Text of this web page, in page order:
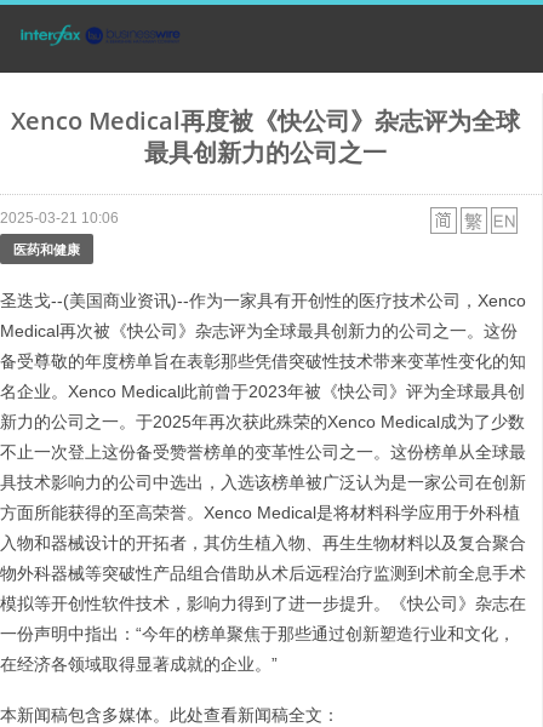
Xenco Medical再度被《快公司》杂志评为全球
最具创新力的公司之一
2025-03-21 10:06
医药和健康
圣迭戈--(美国商业资讯)--作为一家具有开创性的医疗技术公司，Xenco
Medical再次被《快公司》杂志评为全球最具创新力的公司之一。这份
备受尊敬的年度榜单旨在表彰那些凭借突破性技术带来变革性变化的知
名企业。Xenco Medical此前曾于2023年被《快公司》评为全球最具创
新力的公司之一。于2025年再次获此殊荣的Xenco Medical成为了少数
不止一次登上这份备受赞誉榜单的变革性公司之一。这份榜单从全球最
具技术影响力的公司中选出，入选该榜单被广泛认为是一家公司在创新
方面所能获得的至高荣誉。Xenco Medical是将材料科学应用于外科植
入物和器械设计的开拓者，其仿生植入物、再生生物材料以及复合聚合
物外科器械等突破性产品组合借助从术后远程治疗监测到术前全息手术
模拟等开创性软件技术，影响力得到了进一步提升。《快公司》杂志在
一份声明中指出：“今年的榜单聚焦于那些通过创新塑造行业和文化，
在经济各领域取得显著成就的企业。”
本新闻稿包含多媒体。此处查看新闻稿全文：